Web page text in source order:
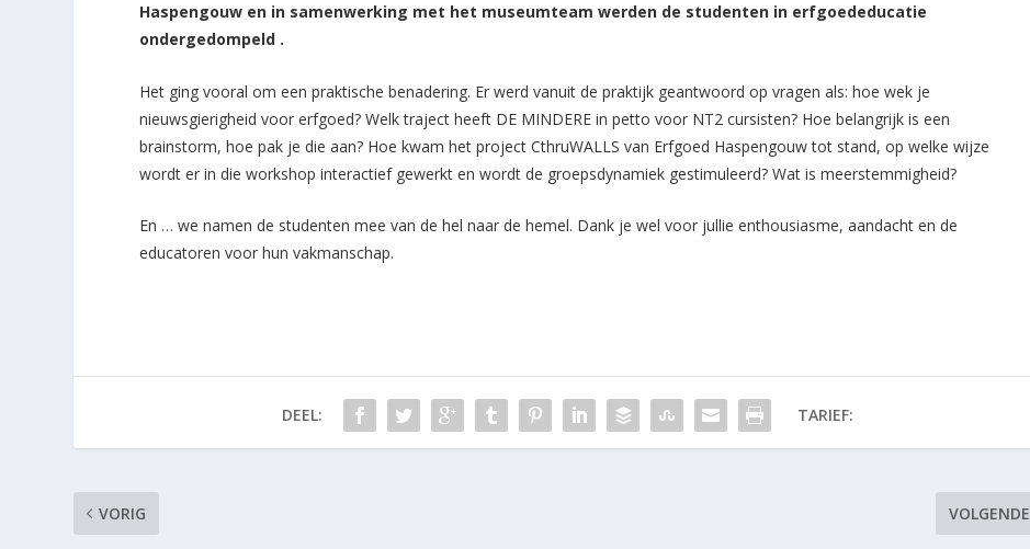
Haspengouw en in samenwerking met het museumteam werden de studenten in erfgoededucatie
ondergedompeld .
Het ging vooral om een praktische benadering. Er werd vanuit de praktijk geantwoord op vragen als: hoe wek je
nieuwsgierigheid voor erfgoed? Welk traject heeft DE MINDERE in petto voor NT2 cursisten? Hoe belangrijk is een
brainstorm, hoe pak je die aan? Hoe kwam het project CthruWALLS van Erfgoed Haspengouw tot stand, op welke wijze
wordt er in die workshop interactief gewerkt en wordt de groepsdynamiek gestimuleerd? Wat is meerstemmigheid?
En … we namen de studenten mee van de hel naar de hemel. Dank je wel voor jullie enthousiasme, aandacht en de
educatoren voor hun vakmanschap.
DEEL: TARIEF:
VORIG VOLGENDE